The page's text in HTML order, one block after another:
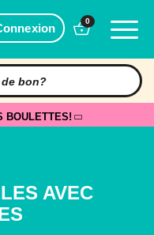
0
BOULETTES!
AVEC